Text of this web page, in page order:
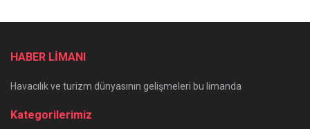
HABER LİMANI
Havacılık ve turizm dünyasının gelişmeleri bu limanda
Kategorilerimiz